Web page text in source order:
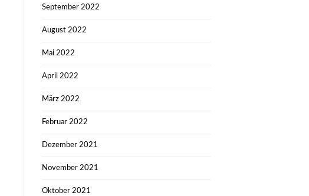
September 2022
August 2022
Mai 2022
April 2022
März 2022
Februar 2022
Dezember 2021
November 2021
Oktober 2021